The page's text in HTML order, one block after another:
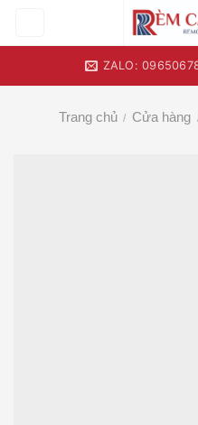
ZALO:
Trang chủ / Cửa hàng